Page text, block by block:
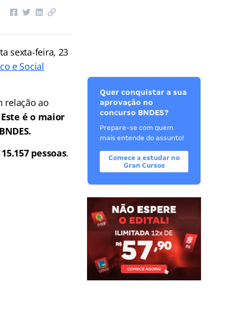
sexta-feira, 23
e Social
relação ao
Este é o maior
pessoas.
Quer conquistar a sua
aprovação no
concurso BNDES?
Prepare-se com quem
mais entende do assunto!
Comece a estudar no
Gran Cursos